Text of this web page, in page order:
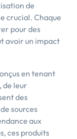
de
crucial. Chaque
pour des
avoir un impact
en tenant
de leur
des
sources
aux
ces produits